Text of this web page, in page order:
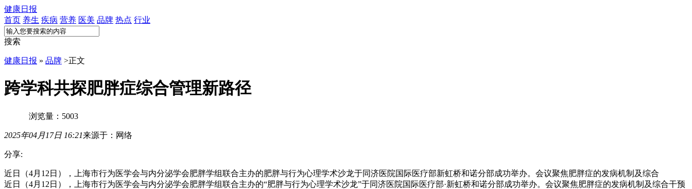
健康日报
首页 养生 疾病 营养 医美 品牌 热点 行业
搜索
健康日报 » 品牌 >正文
跨学科共探肥胖症综合管理新路径
浏览量：5003
2025年04月17日 16:21来源于：网络
分享:
近日（4月12日），上海市行为医学会与内分泌学会肥胖学组联合主办的肥胖与行为心理学术沙龙于同济医院国际医疗部新虹桥和诺分部成功举办。会议聚焦肥胖症的发病机制及综合
近日（4月12日），上海市行为医学会与内分泌学会肥胖学组联合主办的“肥胖与行为心理学术沙龙”于同济医院国际医疗部·新虹桥和诺分部成功举办。会议聚焦肥胖症的发病机制及综合干预